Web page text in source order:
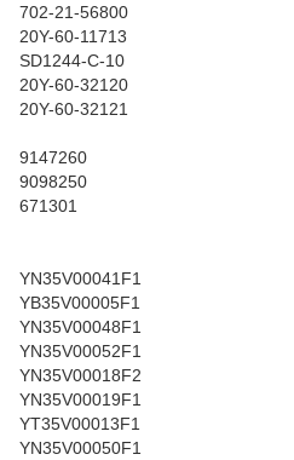
702-21-56800
20Y-60-11713
SD1244-C-10
20Y-60-32120
20Y-60-32121
9147260
9098250
671301
YN35V00041F1
YB35V00005F1
YN35V00048F1
YN35V00052F1
YN35V00018F2
YN35V00019F1
YT35V00013F1
YN35V00050F1